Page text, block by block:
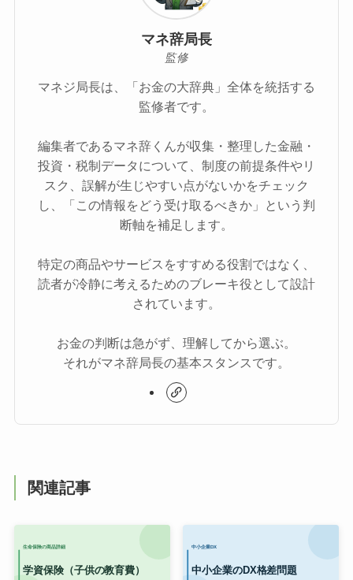
マネ辞局長
監修
マネジ局長は、「お金の大辞典」全体を統括する
監修者です。
編集者であるマネ辞くんが収集・整理した金融・
投資・税制データについて、制度の前提条件やリ
スク、誤解が生じやすい点がないかをチェック
し、「この情報をどう受け取るべきか」という判
断軸を補足します。
特定の商品やサービスをすすめる役割ではなく、
読者が冷静に考えるためのブレーキ役として設計
されています。
お金の判断は急がず、理解してから選ぶ。
それがマネ辞局長の基本スタンスです。
関連記事